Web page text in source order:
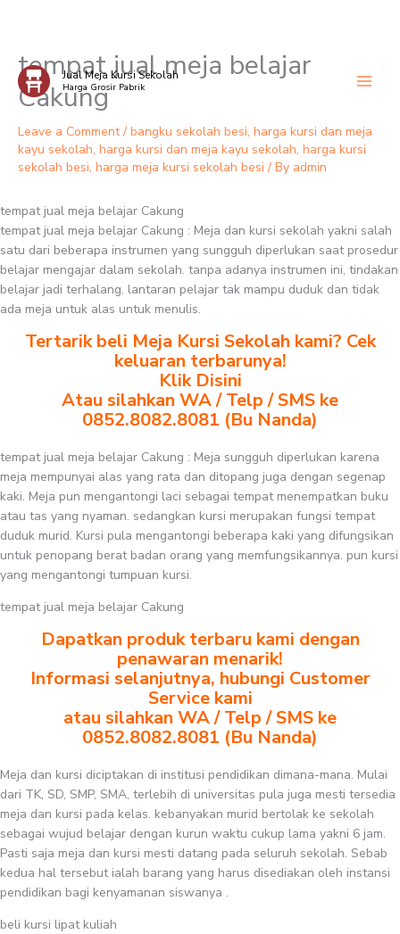
Skip
content
Jual Meja Kursi Sekolah
Harga Grosir Pabrik
tempat jual meja belajar
Cakung
Leave a Comment / bangku sekolah besi, harga kursi dan meja
kayu sekolah, harga kursi dan meja kayu sekolah, harga kursi
sekolah besi, harga meja kursi sekolah besi / By admin
tempat jual meja belajar Cakung
tempat jual meja belajar Cakung : Meja dan kursi sekolah yakni salah
satu dari beberapa instrumen yang sungguh diperlukan saat prosedur
belajar mengajar dalam sekolah. tanpa adanya instrumen ini, tindakan
belajar jadi terhalang. lantaran pelajar tak mampu duduk dan tidak
ada meja untuk alas untuk menulis.
Tertarik beli Meja Kursi Sekolah kami? Cek
keluaran terbarunya!
Klik Disini
Atau silahkan WA / Telp / SMS ke
0852.8082.8081 (Bu Nanda)
tempat jual meja belajar Cakung : Meja sungguh diperlukan karena
meja mempunyai alas yang rata dan ditopang juga dengan segenap
kaki. Meja pun mengantongi laci sebagai tempat menempatkan buku
atau tas yang nyaman. sedangkan kursi merupakan fungsi tempat
duduk murid. Kursi pula mengantongi beberapa kaki yang difungsikan
untuk penopang berat badan orang yang memfungsikannya. pun kursi
yang mengantongi tumpuan kursi.
tempat jual meja belajar Cakung
Dapatkan produk terbaru kami dengan
penawaran menarik!
Informasi selanjutnya, hubungi Customer
Service kami
atau silahkan WA / Telp / SMS ke
0852.8082.8081 (Bu Nanda)
Meja dan kursi diciptakan di institusi pendidikan dimana-mana. Mulai
dari TK, SD, SMP, SMA, terlebih di universitas pula juga mesti tersedia
meja dan kursi pada kelas. kebanyakan murid bertolak ke sekolah
sebagai wujud belajar dengan kurun waktu cukup lama yakni 6 jam.
Pasti saja meja dan kursi mesti datang pada seluruh sekolah. Sebab
kedua hal tersebut ialah barang yang harus disediakan oleh instansi
pendidikan bagi kenyamanan siswanya .
beli kursi lipat kuliah